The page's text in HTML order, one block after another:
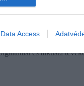
Data Access
Kft.-re és egy
szabott ki, mert
és alkuszi